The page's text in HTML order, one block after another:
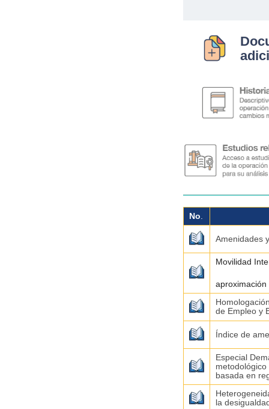
No
Amenidades
Movilidad
aproximación
de Empleo y
Índice de
Especial
basada en
la